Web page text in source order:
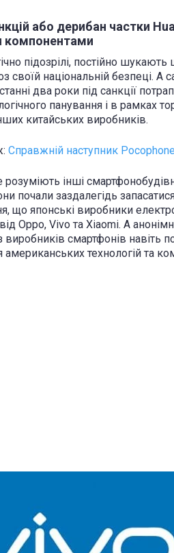
або дерибан частки
компонентами
підозрілі, постійно
своїй національній безпеці.
два роки під санкції
панування і в рамках
китайських виробників.
Справжній наступник
розуміють інші
почали заздалегідь
що японські виробники
Oppo, Vivo та Xiaomi. А
виробників смартфонів
американських технологій та